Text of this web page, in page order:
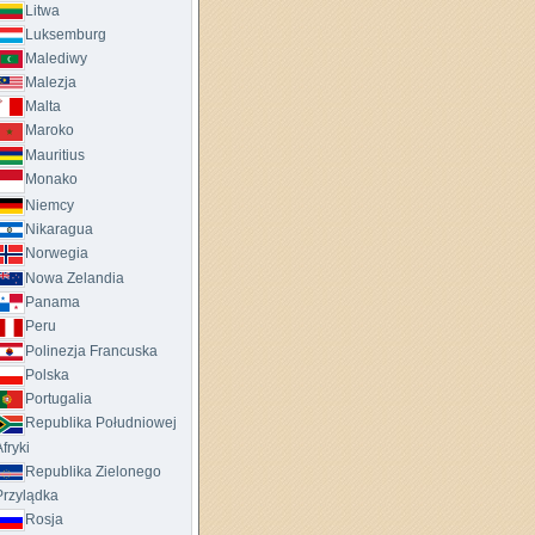
Litwa
Luksemburg
Malediwy
Malezja
Malta
Maroko
Mauritius
Monako
Niemcy
Nikaragua
Norwegia
Nowa Zelandia
Panama
Peru
Polinezja Francuska
Polska
Portugalia
Republika Południowej
Republika Zielonego
Rosja